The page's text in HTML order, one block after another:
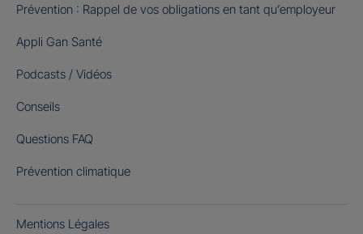
Prévention : Rappel de vos obligations en tant qu’employeur
Appli Gan Santé
Podcasts / Vidéos
Conseils
Questions FAQ
Prévention climatique
Mentions Légales